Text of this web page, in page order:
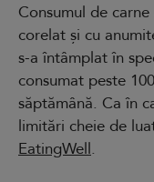
Consumul de
corelat și cu
s-a întâmplat în
consumat peste
săptămână. Ca în
limitări cheie de
EatingWell.